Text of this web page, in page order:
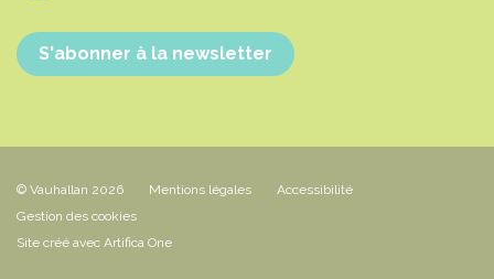
S'abonner à la newsletter
© Vauhallan 2026 Mentions légales
Accessibilité
Gestion des cookies
Site créé avec Artifica One